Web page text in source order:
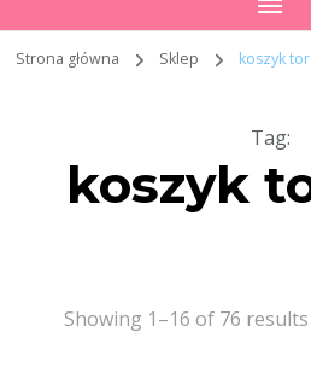
Strona główna Sklep koszyk
Tag:
koszyk
Showing 1–16 of 76 results